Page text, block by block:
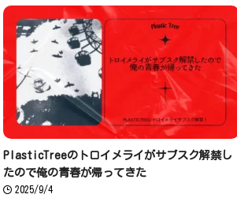
PlasticTreeのトロイメライがサブスク解禁し
たので俺の青春が帰ってきた
2025/9/4